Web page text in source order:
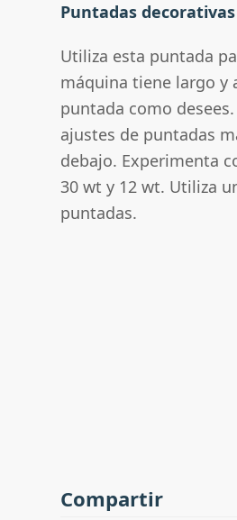
Puntadas decorativas
Utiliza esta puntada
máquina tiene largo y
puntada como
ajustes de puntadas
debajo. Experimenta
30 wt y 12 wt. Utiliza
puntadas.
Compartir